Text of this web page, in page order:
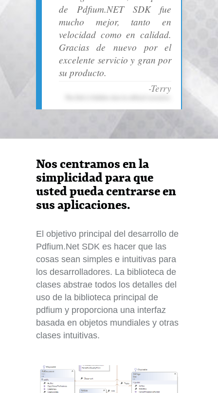
de Pdfium.NET SDK fue
mucho mejor, tanto en
velocidad como en calidad.
Gracias de nuevo por el
excelente servicio y gran por
su producto.
-Terry
Nos centramos en la
simplicidad para que
usted pueda centrarse en
sus aplicaciones.
El objetivo principal del desarrollo de
Pdfium.Net SDK es hacer que las
cosas sean simples e intuitivas para
los desarrolladores. La biblioteca de
clases abstrae todos los detalles del
uso de la biblioteca principal de
pdfium y proporciona una interfaz
basada en objetos mundiales y otras
clases intuitivas.